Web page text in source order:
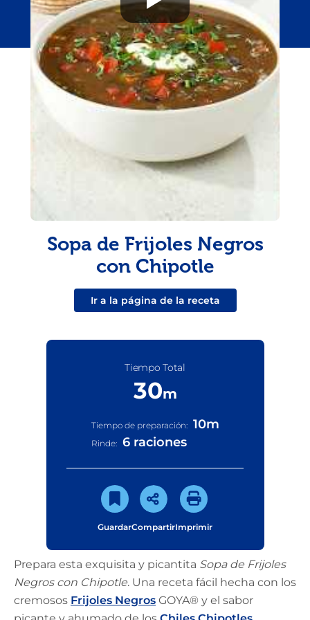
Sopa de Frijoles Negros
con Chipotle
Ir a la página de la receta
Prepara esta exquisita y picantita Sopa de Frijoles
Negros con Chipotle. Una receta fácil hecha con los
cremosos Frijoles Negros GOYA® y el sabor
Tiempo Total
30m
Tiempo de preparación: 10m
Rinde: 6 raciones
GuardarCompartirImprimir